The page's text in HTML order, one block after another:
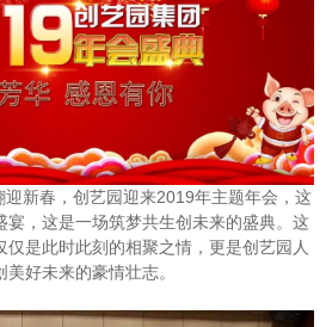
新春，创艺园迎来2019年主题年会，这
宴，这是一场筑梦共生创未来的盛典。这
是此时此刻的相聚之情，更是创艺园人
美好未来的豪情壮志。